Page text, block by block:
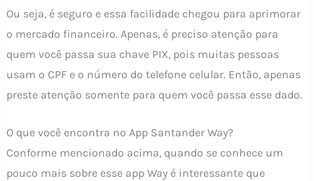
Ou seja, é seguro e essa facilidade chegou para aprimorar
o mercado financeiro. Apenas, é preciso atenção para
quem você passa sua chave PIX, pois muitas pessoas
usam o CPF e o número do telefone celular. Então, apenas
preste atenção somente para quem você passa esse dado.
O que você encontra no App Santander Way?
Conforme mencionado acima, quando se conhece um
pouco mais sobre esse app Way é interessante que